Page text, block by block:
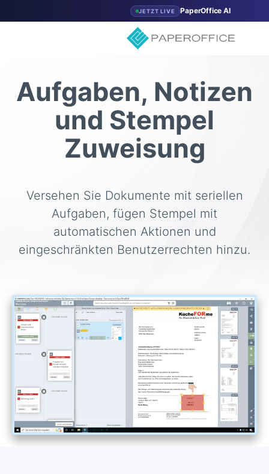
JETZT LIVE PaperOffice AI
Aufgaben, Notizen
und Stempel
Zuweisung
Versehen Sie Dokumente mit seriellen
Aufgaben, fügen Stempel mit
automatischen Aktionen und
eingeschränkten Benutzerrechten hinzu.